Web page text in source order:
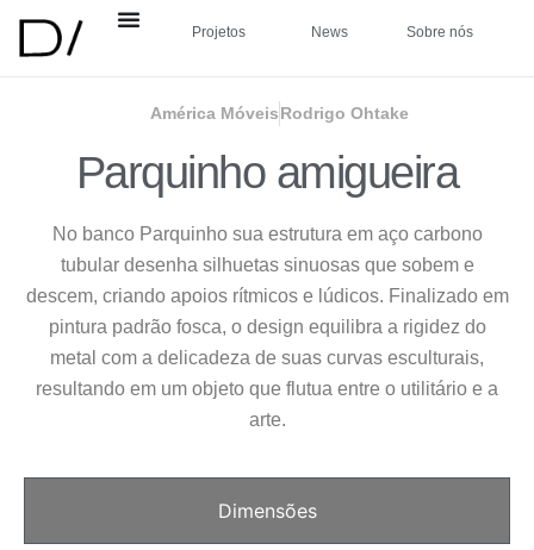
Projetos News Sobre nós
América MóveisRodrigo Ohtake
Parquinho amigueira
No banco Parquinho sua estrutura em aço carbono
tubular desenha silhuetas sinuosas que sobem e
descem, criando apoios rítmicos e lúdicos. Finalizado em
pintura padrão fosca, o design equilibra a rigidez do
metal com a delicadeza de suas curvas esculturais,
resultando em um objeto que flutua entre o utilitário e a
arte.
Dimensões